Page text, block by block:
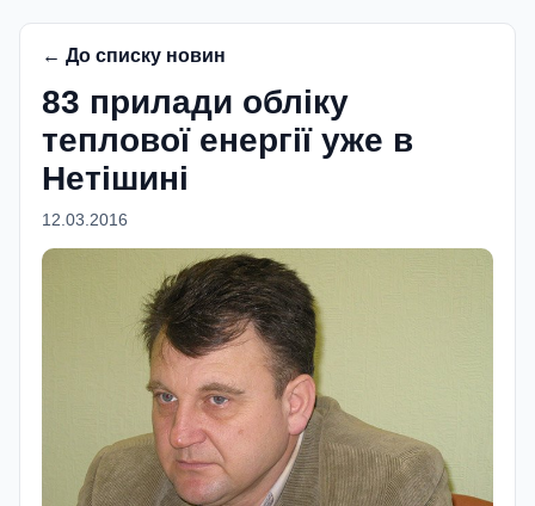
← До списку новин
83 прилади обліку
теплової енергії уже в
Нетішині
12.03.2016